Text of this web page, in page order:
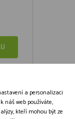
a personalizaci
náš web používáte,
kteří mohou být ze